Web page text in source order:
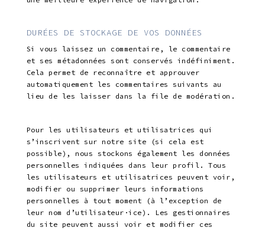
DURÉES DE STOCKAGE DE VOS DONNÉES
Si vous laissez un commentaire, le commentaire
et ses métadonnées sont conservés indéfiniment.
Cela permet de reconnaître et approuver
automatiquement les commentaires suivants au
lieu de les laisser dans la file de modération.
Pour les utilisateurs et utilisatrices qui
s’inscrivent sur notre site (si cela est
possible), nous stockons également les données
personnelles indiquées dans leur profil. Tous
les utilisateurs et utilisatrices peuvent voir,
modifier ou supprimer leurs informations
personnelles à tout moment (à l’exception de
leur nom d’utilisateur·ice). Les gestionnaires
du site peuvent aussi voir et modifier ces